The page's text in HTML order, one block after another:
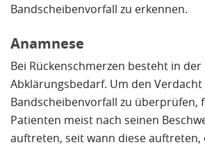
Bandscheibenvorfall zu erkennen.
Anamnese
Bei Rückenschmerzen besteht in
Abklärungsbedarf. Um den Verdacht
Bandscheibenvorfall zu überprüfen,
Patienten meist nach seinen
auftreten, seit wann diese auftreten,